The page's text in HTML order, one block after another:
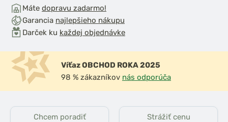
Máte dopravu zadarmo!
Garancia najlepšieho nákupu
Darček ku každej objednávke
Víťaz OBCHOD ROKA 2025
98 % zákazníkov nás odporúča
Chcem poradiť Strážiť cenu